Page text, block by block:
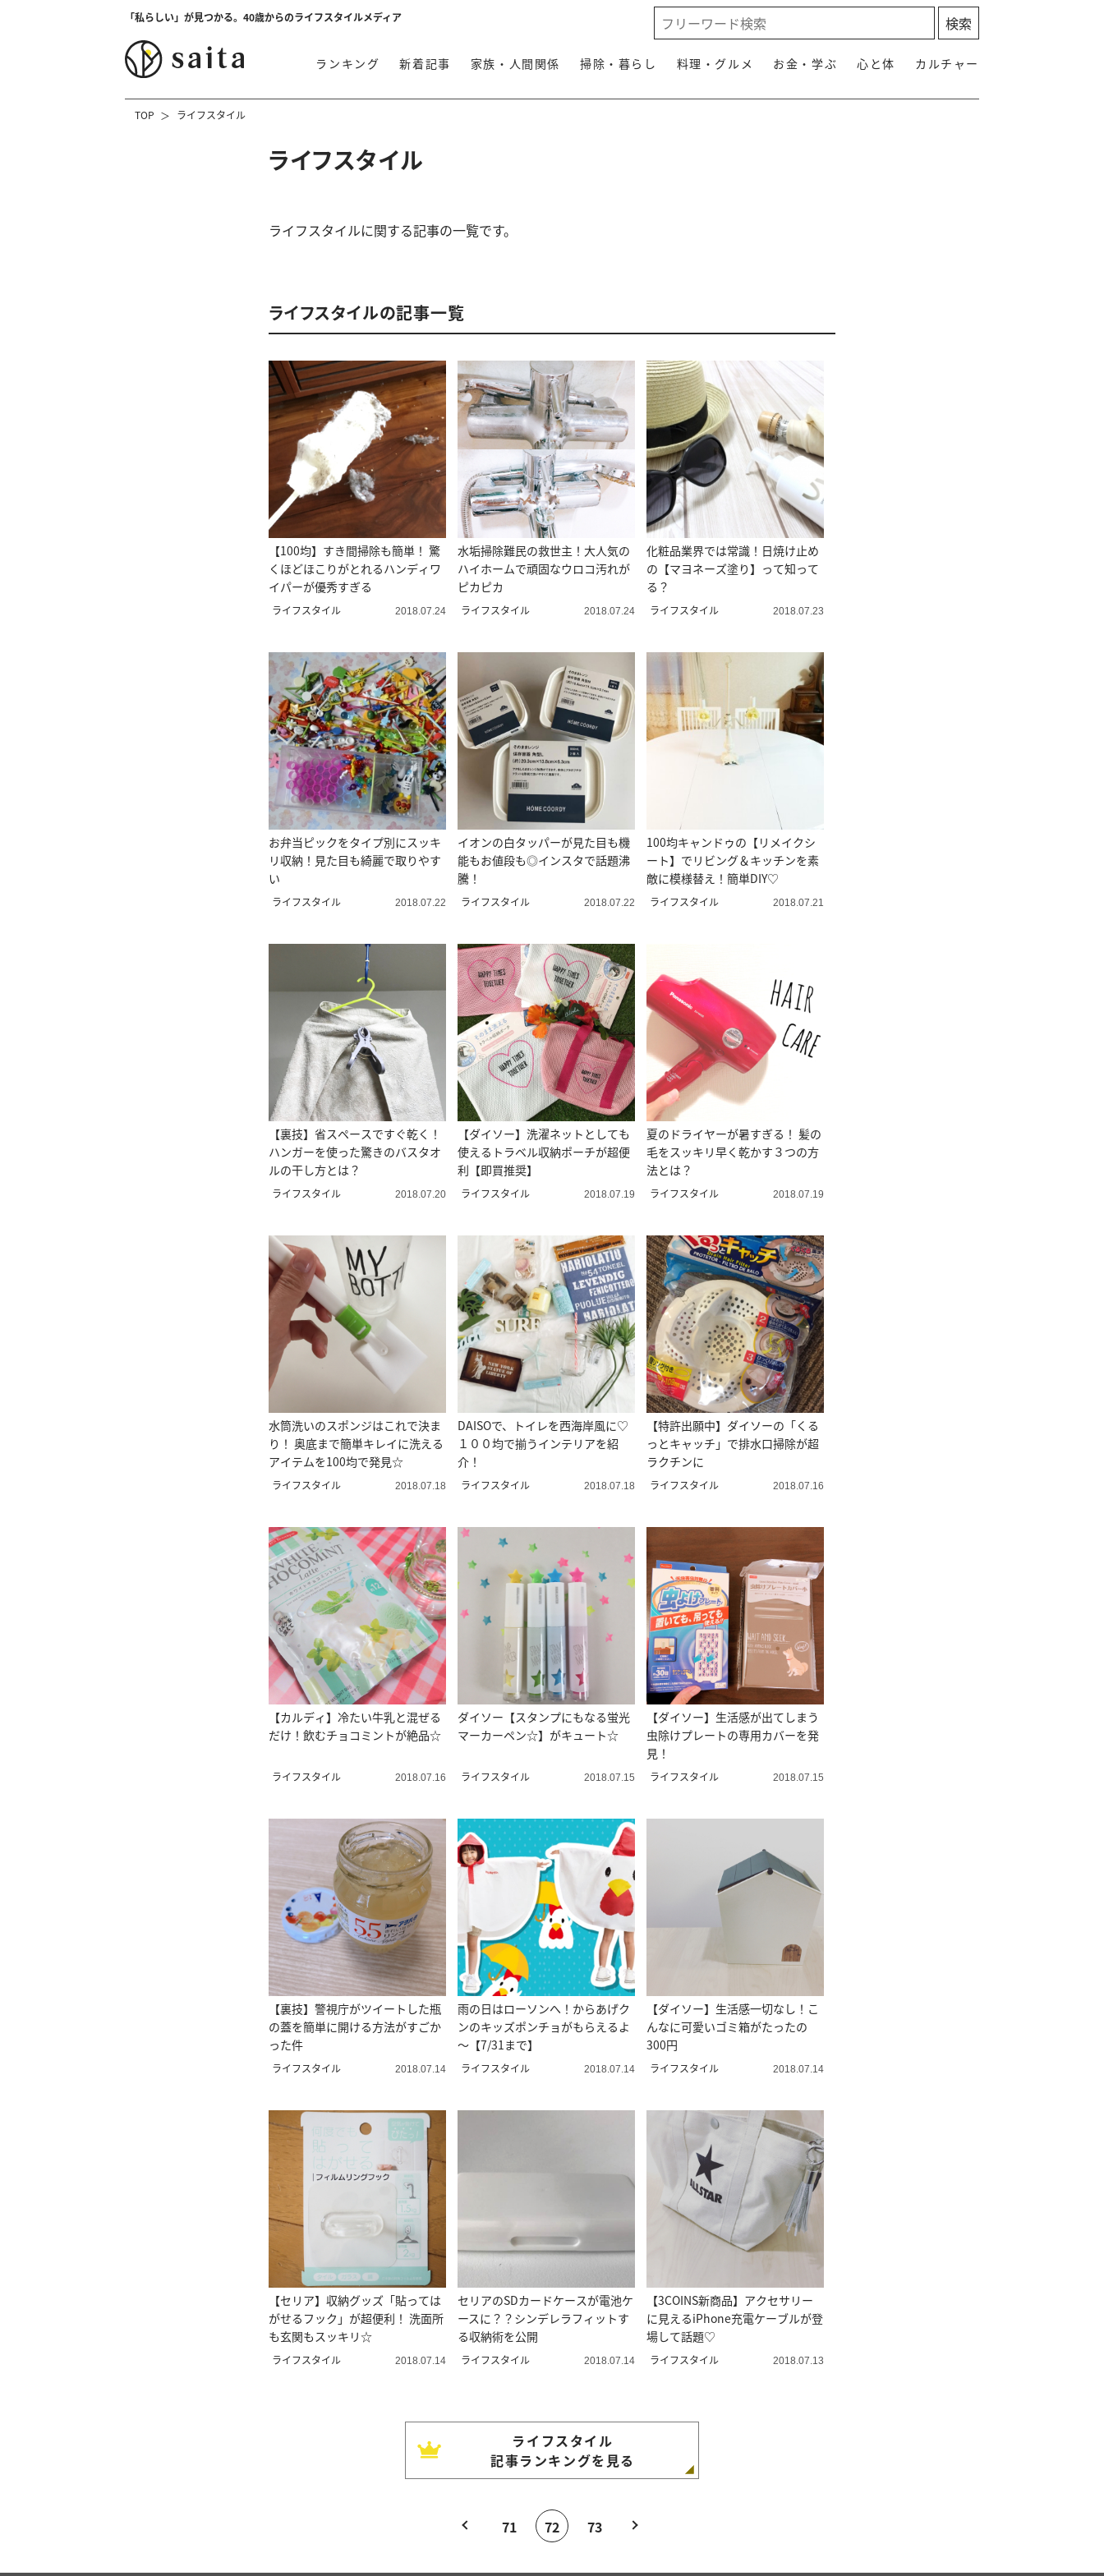
「私らしい」が見つかる。40歳からのライフスタイルメディア
ランキング 新着記事 家族・人間関係 掃除・暮らし 料理・グルメ お金・学ぶ 心と体 カルチャー
TOP ライフスタイル
ライフスタイル
ライフスタイルに関する記事の一覧です。
ライフスタイルの記事一覧
【100均】すき間掃除も簡単！ 驚
くほどほこりがとれるハンディワ
イパーが優秀すぎる
ライフスタイル 2018.07.24
水垢掃除難民の救世主！大人気の
ハイホームで頑固なウロコ汚れが
ピカピカ
ライフスタイル 2018.07.24
化粧品業界では常識！日焼け止め
の【マヨネーズ塗り】って知って
る？
ライフスタイル 2018.07.23
お弁当ピックをタイプ別にスッキ
リ収納！見た目も綺麗で取りやす
い
ライフスタイル 2018.07.22
イオンの白タッパーが見た目も機
能もお値段も◎インスタで話題沸
騰！
ライフスタイル 2018.07.22
100均キャンドゥの【リメイクシ
ート】でリビング＆キッチンを素
敵に模様替え！簡単DIY♡
ライフスタイル 2018.07.21
【裏技】省スペースですぐ乾く！
ハンガーを使った驚きのバスタオ
ルの干し方とは？
ライフスタイル 2018.07.20
【ダイソー】洗濯ネットとしても
使えるトラベル収納ポーチが超便
利【即買推奨】
ライフスタイル 2018.07.19
夏のドライヤーが暑すぎる！ 髪の
毛をスッキリ早く乾かす３つの方
法とは？
ライフスタイル 2018.07.19
水筒洗いのスポンジはこれで決ま
り！ 奥底まで簡単キレイに洗える
アイテムを100均で発見☆
ライフスタイル 2018.07.18
DAISOで、トイレを西海岸風に♡
１００均で揃うインテリアを紹
介！
ライフスタイル 2018.07.18
【特許出願中】ダイソーの「くる
っとキャッチ」で排水口掃除が超
ラクチンに
ライフスタイル 2018.07.16
【カルディ】冷たい牛乳と混ぜる
だけ！飲むチョコミントが絶品☆
ライフスタイル 2018.07.16
ダイソー【スタンプにもなる蛍光
マーカーペン☆】がキュート☆
ライフスタイル 2018.07.15
【ダイソー】生活感が出てしまう
虫除けプレートの専用カバーを発
見！
ライフスタイル 2018.07.15
【裏技】警視庁がツイートした瓶
の蓋を簡単に開ける方法がすごか
った件
ライフスタイル 2018.07.14
雨の日はローソンへ！からあげク
ンのキッズポンチョがもらえるよ
～【7/31まで】
ライフスタイル 2018.07.14
【ダイソー】生活感一切なし！こ
んなに可愛いゴミ箱がたったの
300円
ライフスタイル 2018.07.14
【セリア】収納グッズ「貼っては
がせるフック」が超便利！ 洗面所
も玄関もスッキリ☆
ライフスタイル 2018.07.14
セリアのSDカードケースが電池ケ
ースに？？シンデレラフィットす
る収納術を公開
ライフスタイル 2018.07.14
【3COINS新商品】アクセサリー
に見えるiPhone充電ケーブルが登
場して話題♡
ライフスタイル 2018.07.13
ライフスタイル
記事ランキングを見る
71 72 73